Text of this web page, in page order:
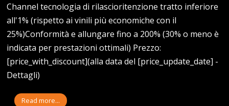
Channel tecnologia di rilascioritenzione tratto inferiore
all'1% (rispetto ai vinili più economiche con il
25%)Conformità e allungare fino a 200% (30% o meno è
indicata per prestazioni ottimali) Prezzo:
[price_with_discount](alla data del [price_update_date] -
Dettagli)
Read more...